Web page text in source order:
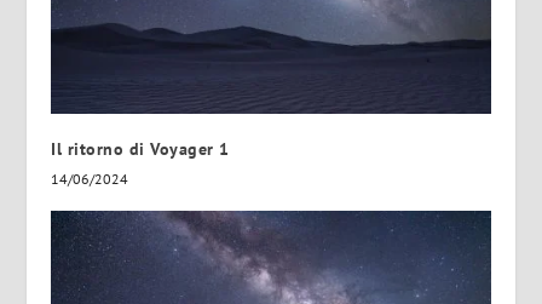
Il ritorno di Voyager 1
14/06/2024